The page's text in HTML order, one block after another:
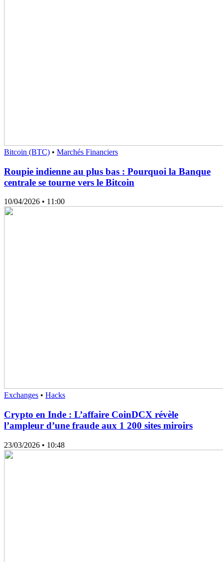
Bitcoin (BTC) • Marchés Financiers
Roupie indienne au plus bas : Pourquoi la Banque
centrale se tourne vers le Bitcoin
10/04/2026 • 11:00
Exchanges • Hacks
Crypto en Inde : L’affaire CoinDCX révèle
l’ampleur d’une fraude aux 1 200 sites miroirs
23/03/2026 • 10:48